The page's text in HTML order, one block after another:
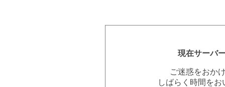
現在サーバ
ご迷惑をおか
しばらく時間を